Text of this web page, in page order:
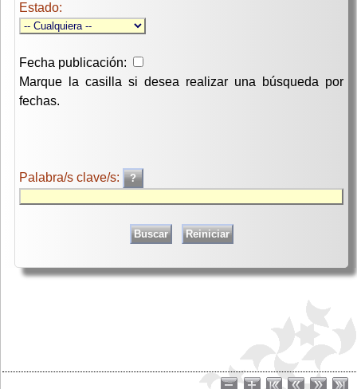
Estado:
Fecha publicación:
Marque la casilla si desea realizar una búsqueda por
fechas.
Palabra/s clave/s: